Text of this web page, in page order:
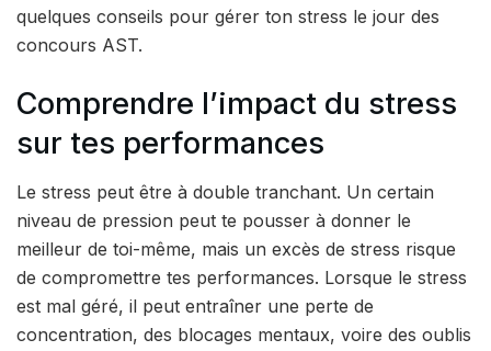
quelques conseils pour gérer ton stress le jour des
concours AST.
Comprendre l’impact du stress
sur tes performances
Le stress peut être à double tranchant. Un certain
niveau de pression peut te pousser à donner le
meilleur de toi-même, mais un excès de stress risque
de compromettre tes performances. Lorsque le stress
est mal géré, il peut entraîner une perte de
concentration, des blocages mentaux, voire des oublis